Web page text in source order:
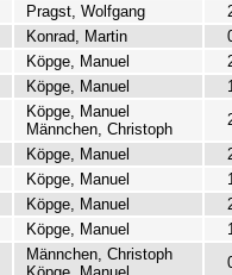
Pragst, Wolfgang
Konrad, Martin
Köpge, Manuel
Köpge, Manuel
Köpge, Manuel
Männchen, Christoph
Köpge, Manuel
Köpge, Manuel
Köpge, Manuel
Köpge, Manuel
Männchen, Christoph